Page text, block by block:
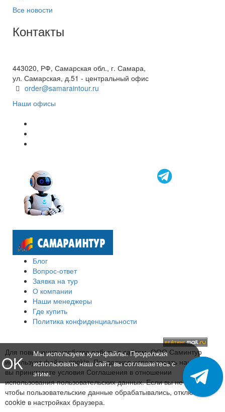
Все новости
Контакты
443020, РФ, Самарская обл., г. Самара,
ул. Самарская, д.51 - центральный офис
order@samaraintour.ru
Наши офисы
Блог
Вопрос-ответ
Заявка на тур
О компании
Наши менеджеры
Где купить
Политика конфиденциальности
Для повышения удобства работы с сайтом, ООО Саминтур
использует файлы cookie. Продолжая использовать наш сайт,
вы принимаете условия Соглашения в отношении
использования пользовательских данных. Если вы не хотите,
чтобы пользовательские данные обрабатывались, отключите
cookie в настройках браузера.
OK
Мы используем куки-файлы. Продолжая
использовать наш сайт, вы соглашаетесь с
этим.